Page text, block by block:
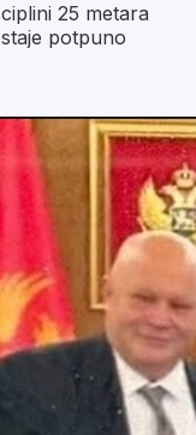
25 metara
potpuno